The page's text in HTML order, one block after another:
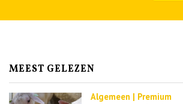
MEEST GELEZEN
Algemeen | Premium